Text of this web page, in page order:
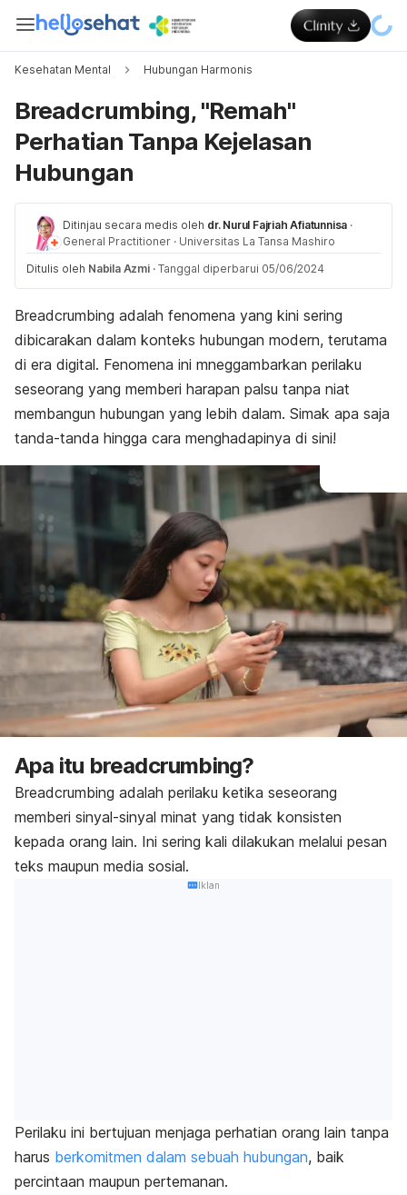
Kesehatan Mental Hubungan Harmonis
Breadcrumbing, "Remah"
Perhatian Tanpa Kejelasan
Hubungan
Ditinjau secara medis oleh dr. Nurul Fajriah Afiatunnisa ·
General Practitioner · Universitas La Tansa Mashiro
Ditulis oleh Nabila Azmi · Tanggal diperbarui 05/06/2024
Breadcrumbing adalah fenomena yang kini sering
dibicarakan dalam konteks hubungan modern, terutama
di era digital. Fenomena ini mneggambarkan perilaku
seseorang yang memberi harapan palsu tanpa niat
membangun hubungan yang lebih dalam. Simak apa saja
tanda-tanda hingga cara menghadapinya di sini!
Apa itu breadcrumbing?
Breadcrumbing adalah perilaku ketika seseorang
memberi sinyal-sinyal minat yang tidak konsisten
kepada orang lain. Ini sering kali dilakukan melalui pesan
teks maupun media sosial.
Iklan
Perilaku ini bertujuan menjaga perhatian orang lain tanpa
harus berkomitmen dalam sebuah hubungan, baik
percintaan maupun pertemanan.